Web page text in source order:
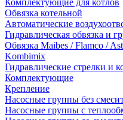
Обвязка котельной
Автоматические
Гидравлическая обвязка и
Обвязка Maibes / Flamco /
Kombimix
Гидравлические стрелки и
Комплектующие
Крепление
Насосные группы без
Насосные группы с